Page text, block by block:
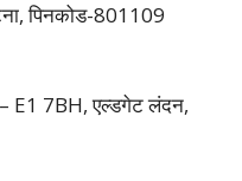
पिनकोड-801109
E1 7BH, एल्डगेट लंदन,